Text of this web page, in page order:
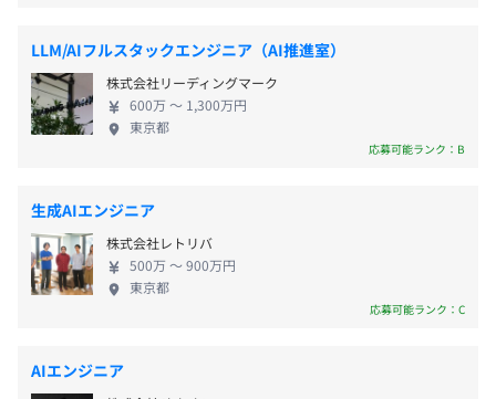
・Docker
・Spring Integration
・GitHub、CircleCI
・Ruby on Rails、PostgreSQL
半期ごとに成果目標、成長目標、コンピテンシーについ
て、MGRとメンバー双方合意のうえ目標を設定して、期待
す。
通勤手当
昇給査定：年2回（9月、3月）
社会保険完備（健康保険・厚生年金加入・雇用保険・労災
ス」 ◆牧場の経営コンサルティング「Farmnote
Compass」など、 生産者の生産性向上と新たな収益
を生み出すための支援をしております。 【グループ
会社】 ◆株式会社ファームノートホールディングス
ー株式会社ファームノート、株式会社ファームノー
持ち株会社です。 ◆株式会社ファームノートデーリ
ィプラットフォーム ー2020年8月に生乳生産を開始
した自社牧場です。ファームノートの技術と牛や労働
者に配慮した牛舎設計やロボット搾乳等の牧場の生
産技術を統合し、一般的な牧場の3倍の労働生産性を
令和4年度「冬のDigi田（デジデン）甲子園」受賞
LLM/AIフルスタックエンジニア（AI推進室）
株式会社リーディングマーク
600万 〜 1,300万円
東京都
応募可能ランク：B
生成AIエンジニア
株式会社レトリバ
500万 〜 900万円
東京都
応募可能ランク：C
AIエンジニア